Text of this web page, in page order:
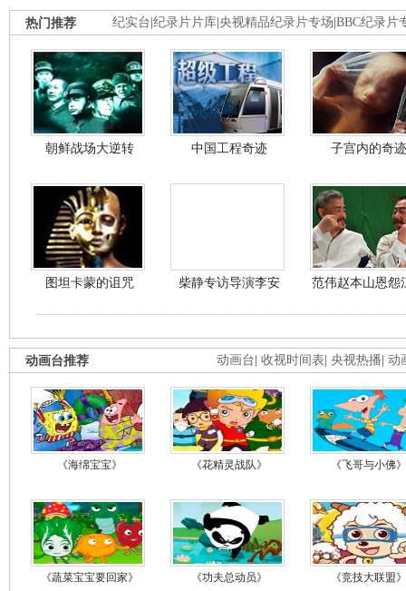
纪实台 纪录片片库 央视精品纪录片专场 BBC纪录片
热门推荐
朝鲜战场大逆转 中国工程奇迹 子宫内的奇迹
图坦卡蒙的诅咒 柴静专访导演李安 范伟赵本山恩怨
动画台 收视时间表 央视热播 动
动画台推荐
《海绵宝宝》 《花精灵战队》 《飞哥与小佛》
《蔬菜宝宝要回家》 《功夫总动员》 《竞技大联盟》